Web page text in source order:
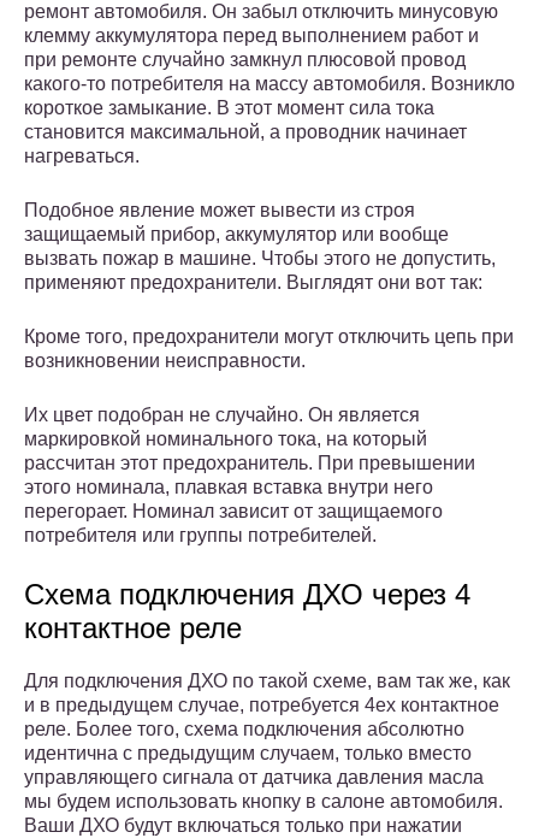
ремонт автомобиля. Он забыл отключить минусовую
клемму аккумулятора перед выполнением работ и
при ремонте случайно замкнул плюсовой провод
какого-то потребителя на массу автомобиля. Возникло
короткое замыкание. В этот момент сила тока
становится максимальной, а проводник начинает
нагреваться.
Подобное явление может вывести из строя
защищаемый прибор, аккумулятор или вообще
вызвать пожар в машине. Чтобы этого не допустить,
применяют предохранители. Выглядят они вот так:
Кроме того, предохранители могут отключить цепь при
возникновении неисправности.
Их цвет подобран не случайно. Он является
маркировкой номинального тока, на который
рассчитан этот предохранитель. При превышении
этого номинала, плавкая вставка внутри него
перегорает. Номинал зависит от защищаемого
потребителя или группы потребителей.
Схема подключения ДХО через 4
контактное реле
Для подключения ДХО по такой схеме, вам так же, как
и в предыдущем случае, потребуется 4ех контактное
реле. Более того, схема подключения абсолютно
идентична с предыдущим случаем, только вместо
управляющего сигнала от датчика давления масла
мы будем использовать кнопку в салоне автомобиля.
Ваши ДХО будут включаться только при нажатии